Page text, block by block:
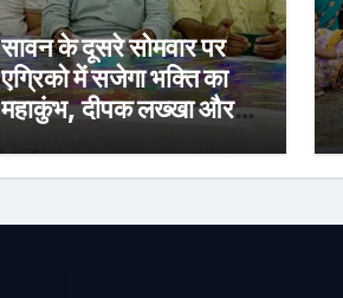
सावन के दूसरे सोमवार पर
एग्रिको में सजेगा भक्ति का
महाकुंभ, दीपक लख्खा और
संध्या होगी आकर्षण